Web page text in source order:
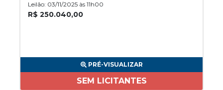
Leilão: 03/11/2025 às 11h00
R$ 250.040,00
PRÉ-VISUALIZAR
SEM LICITANTES